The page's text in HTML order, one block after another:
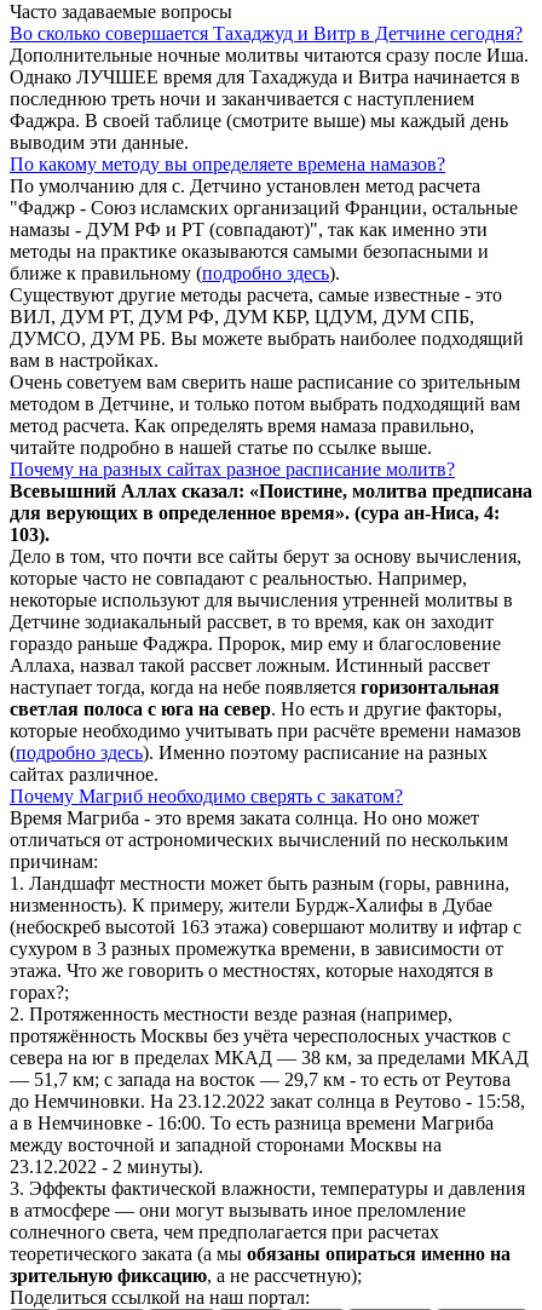
Часто задаваемые вопросы
Во сколько совершается Тахаджуд и Витр в Детчине сегодня?
Дополнительные ночные молитвы читаются сразу после Иша.
Однако ЛУЧШЕЕ время для Тахаджуда и Витра начинается в
последнюю треть ночи и заканчивается с наступлением
Фаджра. В своей таблице (смотрите выше) мы каждый день
выводим эти данные.
По какому методу вы определяете времена намазов?
По умолчанию для с. Детчино установлен метод расчета
"Фаджр - Союз исламских организаций Франции, остальные
намазы - ДУМ РФ и РТ (совпадают)", так как именно эти
методы на практике оказываются самыми безопасными и
ближе к правильному (подробно здесь).
Существуют другие методы расчета, самые известные - это
ВИЛ, ДУМ РТ, ДУМ РФ, ДУМ КБР, ЦДУМ, ДУМ СПБ,
ДУМСО, ДУМ РБ. Вы можете выбрать наиболее подходящий
вам в настройках.
Очень советуем вам сверить наше расписание со зрительным
методом в Детчине, и только потом выбрать подходящий вам
метод расчета. Как определять время намаза правильно,
читайте подробно в нашей статье по ссылке выше.
Почему на разных сайтах разное расписание молитв?
Всевышний Аллах сказал: «Поистине, молитва предписана
для верующих в определенное время». (сура ан-Ниса, 4:
103).
Дело в том, что почти все сайты берут за основу вычисления,
которые часто не совпадают с реальностью. Например,
некоторые используют для вычисления утренней молитвы в
Детчине зодиакальный рассвет, в то время, как он заходит
гораздо раньше Фаджра. Пророк, мир ему и благословение
Аллаха, назвал такой рассвет ложным. Истинный рассвет
наступает тогда, когда на небе появляется горизонтальная
светлая полоса с юга на север. Но есть и другие факторы,
которые необходимо учитывать при расчёте времени намазов
(подробно здесь). Именно поэтому расписание на разных
сайтах различное.
Почему Магриб необходимо сверять с закатом?
Время Магриба - это время заката солнца. Но оно может
отличаться от астрономических вычислений по нескольким
причинам:
1. Ландшафт местности может быть разным (горы, равнина,
низменность). К примеру, жители Бурдж-Халифы в Дубае
(небоскреб высотой 163 этажа) совершают молитву и ифтар с
сухуром в 3 разных промежутка времени, в зависимости от
этажа. Что же говорить о местностях, которые находятся в
горах?;
2. Протяженность местности везде разная (например,
протяжённость Москвы без учёта чересполосных участков с
севера на юг в пределах МКАД — 38 км, за пределами МКАД
— 51,7 км; с запада на восток — 29,7 км - то есть от Реутова
до Немчиновки. На 23.12.2022 закат солнца в Реутово - 15:58,
а в Немчиновке - 16:00. То есть разница времени Магриба
между восточной и западной сторонами Москвы на
23.12.2022 - 2 минуты).
3. Эффекты фактической влажности, температуры и давления
в атмосфере — они могут вызывать иное преломление
солнечного света, чем предполагается при расчетах
теоретического заката (а мы обязаны опираться именно на
зрительную фиксацию, а не рассчетную);
Поделиться ссылкой на наш портал: